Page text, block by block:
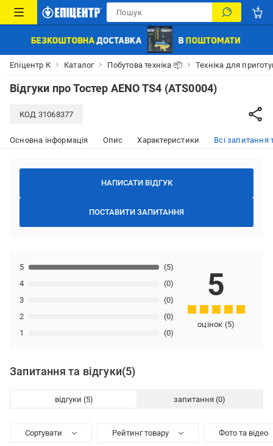
Епіцентр К Каталог Побутова техніка 📦 Техніка для
Відгуки проТостер AENO TS4 (ATS0004)
КОД 31068377
Основна інформація Опис Характеристики Всі запитання
НАПИСАТИ ВІДГУК
ПОСТАВИТИ ЗАПИТАННЯ
1 (0)
2 (0)
3 (0)
4 (0)
5 (5)
5
оцінок (5)
Запитання та відгуки(5)
відгуки запитання
Сортувати Рейтинг товару Фото та відео